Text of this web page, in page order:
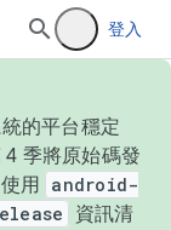
登入
的平台穩定
季將原始碼發
用 android-
資訊清